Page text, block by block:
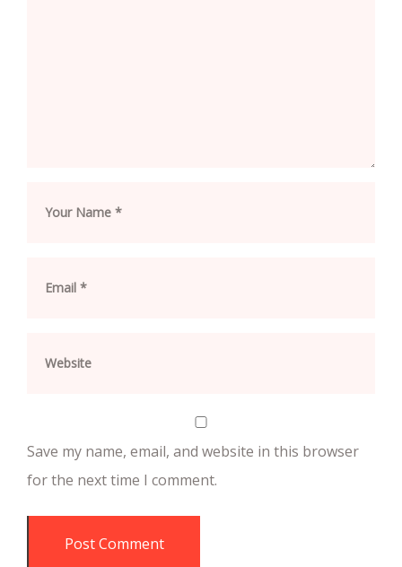
Save my name, email, and website in this browser
for the next time I comment.